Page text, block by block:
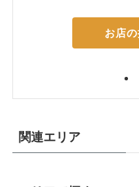
お店
関連エリア